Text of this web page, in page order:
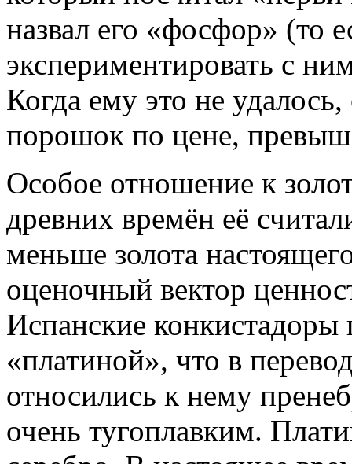
назвал его «фосфор» (то
экспериментировать с
Когда ему это не
порошок по цене,
Особое отношение к
древних времён её
меньше золота
оценочный вектор
Испанские конкистадоры
«платиной», что в
относились к нему
очень тугоплавким.